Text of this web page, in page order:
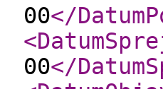
00</
00</